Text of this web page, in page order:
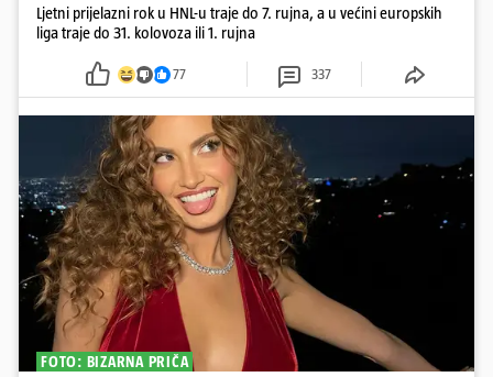
Ljetni prijelazni rok u HNL-u traje do 7. rujna, a u većini europskih
liga traje do 31. kolovoza ili 1. rujna
77 337
FOTO: BIZARNA PRIČA